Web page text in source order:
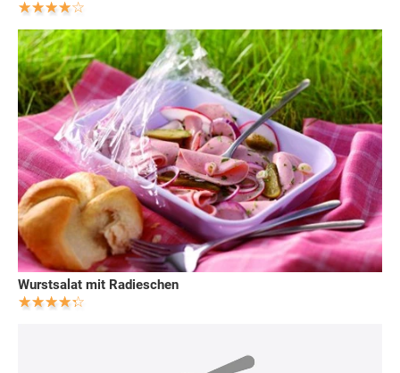
Wurstsalat mit Radieschen